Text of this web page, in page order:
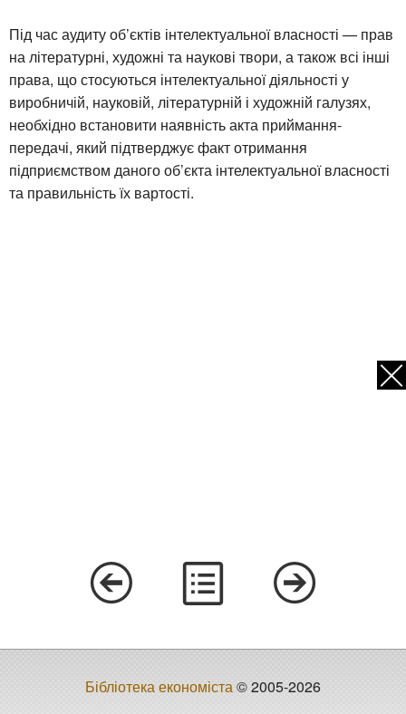
Під час аудиту об’єктів інтелектуальної власності — прав
на літературні, художні та наукові твори, а також всі інші
права, що стосуються інтелектуальної діяльності у
виробничій, науковій, літературній і художній галузях,
необхідно встановити наявність акта приймання-
передачі, який підтверджує факт отримання
підприємством даного об’єкта інтелектуальної власності
та правильність їх вартості.
Бібліотека економіста © 2005-2026